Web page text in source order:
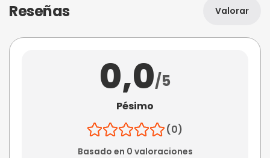
Reseñas Valorar
0,0/5
Pésimo
(0)
Basado en 0 valoraciones